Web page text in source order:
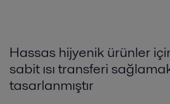
Hassas hijyenik ürünler
sabit ısı transferi
tasarlanmıştır